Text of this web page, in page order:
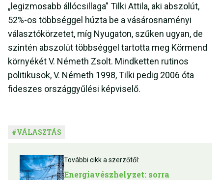
„legizmosabb állócsillaga” Tilki Attila, aki abszolút,
52%-os többséggel húzta be a vásárosnaményi
választókörzetet, míg Nyugaton, szűken ugyan, de
szintén abszolút többséggel tartotta meg Körmend
környékét V. Németh Zsolt. Mindketten rutinos
politikusok, V. Németh 1998, Tilki pedig 2006 óta
fideszes országgyűlési képviselő.
#VÁLASZTÁS
További cikk a szerzőtől:
Energiavészhelyzet: sorra